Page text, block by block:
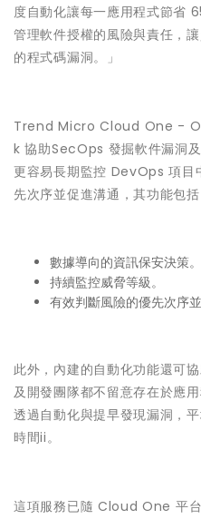
度自動化讓每一應用程式節省
管理軟件授權的風險與責任，
的程式碼漏洞。」
Trend Micro Cloud One -
k 協助SecOps 發掘軟件漏洞
更容易長期監控 DevOps 項目
先次序並促進溝通，其功能包括
數據導向的資訊保安決策。
持續監控威脅等級。
有效判斷風險的優先次序並
此外，內建的自動化功能還可
及開發團隊都不留意存在於應
透過自動化與提早發現漏洞，
時間ii。
這項服務已隨 Cloud One 平